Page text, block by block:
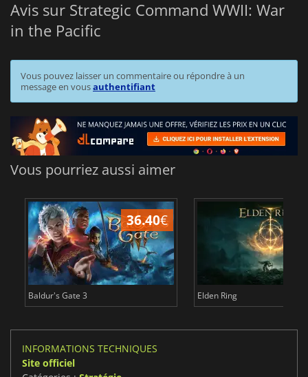
Avis sur Strategic Command WWII: War
in the Pacific
Vous pouvez laisser un commentaire ou répondre à un
message en vousauthentifiant
Vous pourriez aussi aimer
36.40€
Baldur's Gate 3 Elden Ring
INFORMATIONS TECHNIQUES
Site officiel